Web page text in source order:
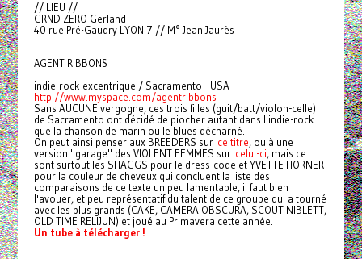
// LIEU //
GRND ZERO Gerland
40 rue Pré-Gaudry LYON 7 // M° Jean Jaurès
AGENT RIBBONS
indie-rock excentrique / Sacramento - USA
http://www.myspace.com/agentribbons
Sans AUCUNE vergogne, ces trois filles (guit/batt/violon-celle)
de Sacramento ont décidé de piocher autant dans l'indie-rock
que la chanson de marin ou le blues décharné.
On peut ainsi penser aux BREEDERS sur ce titre, ou à une
version "garage" des VIOLENT FEMMES sur celui-ci, mais ce
sont surtout les SHAGGS pour le dress-code et YVETTE HORNER
pour la couleur de cheveux qui concluent la liste des
comparaisons de ce texte un peu lamentable, il faut bien
l'avouer, et peu représentatif du talent de ce groupe qui a tourné
avec les plus grands (CAKE, CAMERA OBSCURA, SCOUT NIBLETT,
OLD TIME RELIJUN) et joué au Primavera cette année.
Un tube à télécharger !